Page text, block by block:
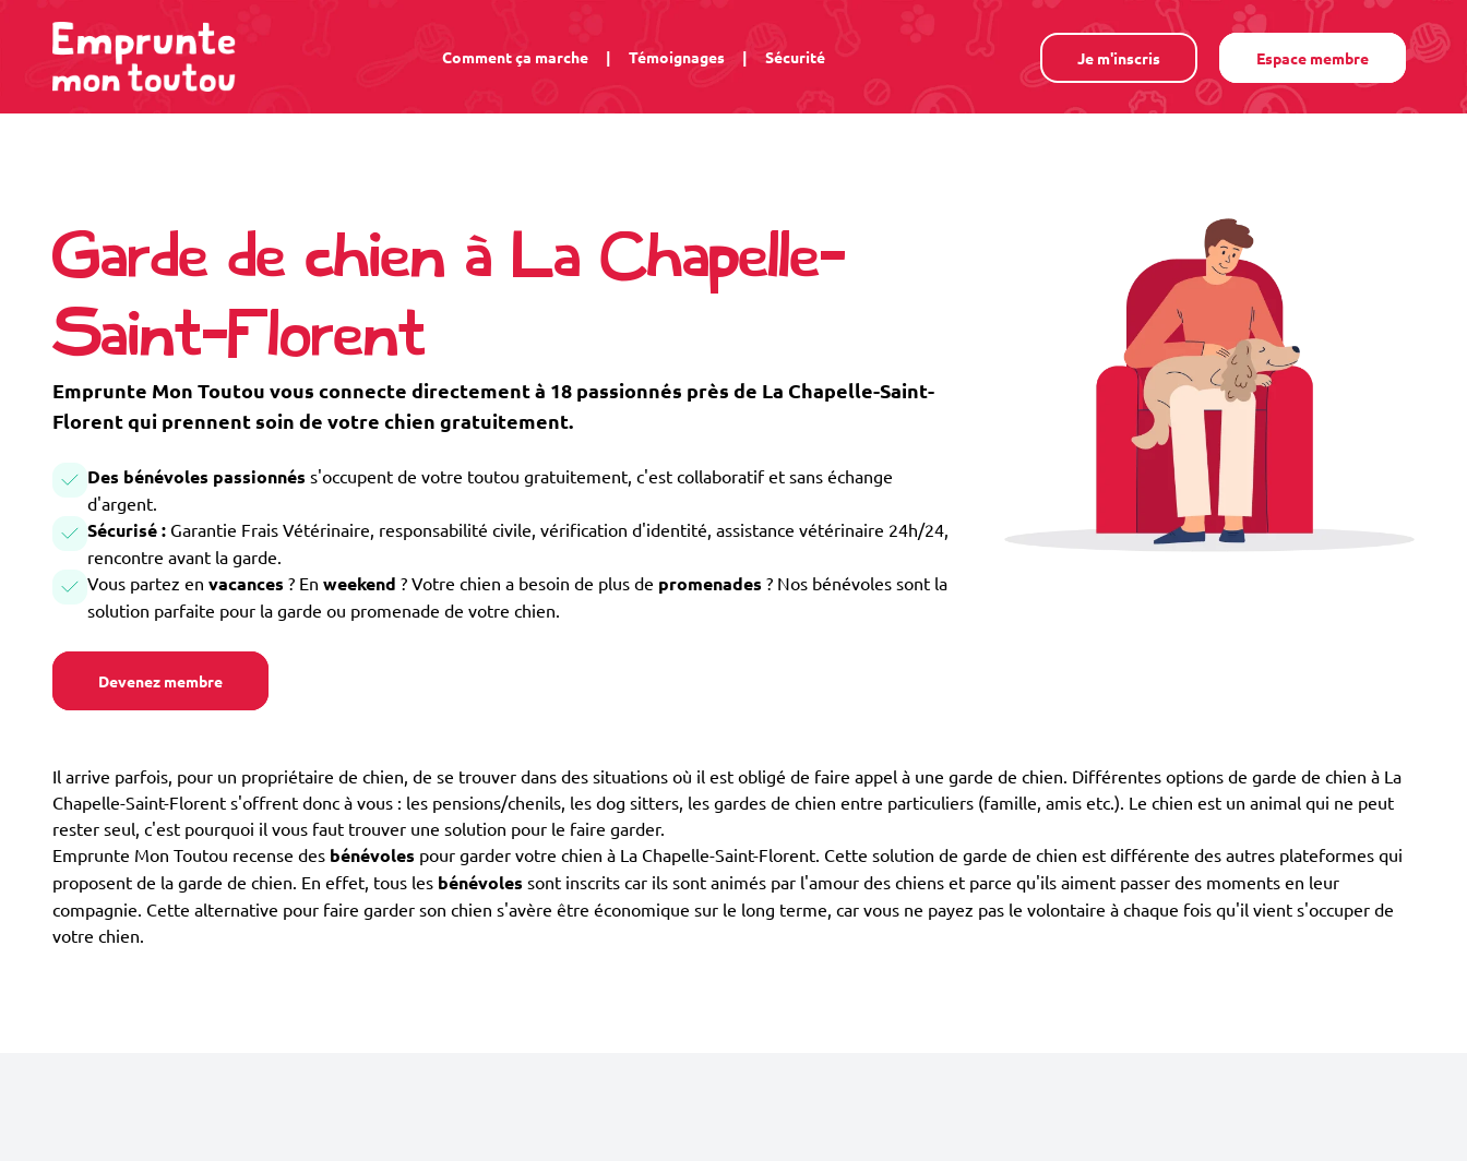
Comment ça marche | Témoignages | Sécurité Je m'inscris Espace membre
Garde de chien à La Chapelle-
Saint-Florent
Emprunte Mon Toutou vous connecte directement à 18 passionnés près de La Chapelle-Saint-
Florent qui prennent soin de votre chien gratuitement.
Des bénévoles passionnés s'occupent de votre toutou gratuitement, c'est collaboratif et sans échange
d'argent.
Sécurisé : Garantie Frais Vétérinaire, responsabilité civile, vérification d'identité, assistance vétérinaire 24h/24,
rencontre avant la garde.
Vous partez en vacances ? En weekend ? Votre chien a besoin de plus de promenades ? Nos bénévoles sont la
solution parfaite pour la garde ou promenade de votre chien.
Devenez membre
Il arrive parfois, pour un propriétaire de chien, de se trouver dans des situations où il est obligé de faire appel à une garde de chien. Différentes options de garde de chien à La
Chapelle-Saint-Florent s'offrent donc à vous : les pensions/chenils, les dog sitters, les gardes de chien entre particuliers (famille, amis etc.). Le chien est un animal qui ne peut
rester seul, c'est pourquoi il vous faut trouver une solution pour le faire garder.
Emprunte Mon Toutou recense des bénévoles pour garder votre chien à La Chapelle-Saint-Florent. Cette solution de garde de chien est différente des autres plateformes qui
proposent de la garde de chien. En effet, tous les bénévoles sont inscrits car ils sont animés par l'amour des chiens et parce qu'ils aiment passer des moments en leur
compagnie. Cette alternative pour faire garder son chien s'avère être économique sur le long terme, car vous ne payez pas le volontaire à chaque fois qu'il vient s'occuper de
votre chien.